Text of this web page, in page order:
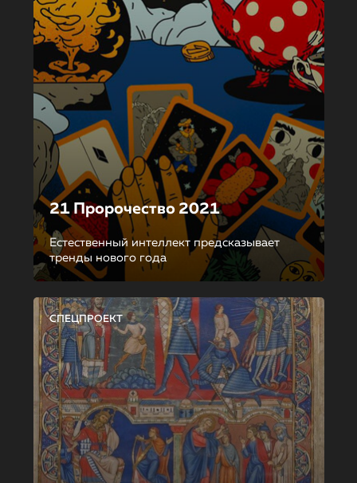
21 Пророчество 2021
Естественный интеллект предсказывает
тренды нового года
СПЕЦПРОЕКТ